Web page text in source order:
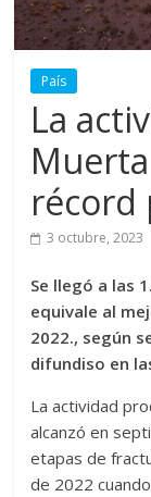
País
La
récord
3 octubre, 2023
Se llegó a las
equivale al
2022., según
difundiso en
La actividad
alcanzó en
etapas de
de 2022